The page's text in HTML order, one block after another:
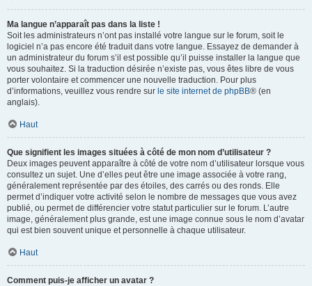
Ma langue n’apparaît pas dans la liste !
Soit les administrateurs n’ont pas installé votre langue sur le forum, soit le
logiciel n’a pas encore été traduit dans votre langue. Essayez de demander à
un administrateur du forum s’il est possible qu’il puisse installer la langue que
vous souhaitez. Si la traduction désirée n’existe pas, vous êtes libre de vous
porter volontaire et commencer une nouvelle traduction. Pour plus
d’informations, veuillez vous rendre sur le site internet de phpBB® (en
anglais).
Haut
Que signifient les images situées à côté de mon nom d’utilisateur ?
Deux images peuvent apparaître à côté de votre nom d’utilisateur lorsque vous
consultez un sujet. Une d’elles peut être une image associée à votre rang,
généralement représentée par des étoiles, des carrés ou des ronds. Elle
permet d’indiquer votre activité selon le nombre de messages que vous avez
publié, ou permet de différencier votre statut particulier sur le forum. L’autre
image, généralement plus grande, est une image connue sous le nom d’avatar
qui est bien souvent unique et personnelle à chaque utilisateur.
Haut
Comment puis-je afficher un avatar ?